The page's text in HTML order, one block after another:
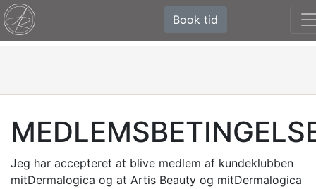
Book tid
Jeg har accepteret at blive medlem af kundeklubben
mitDermalogica og at Artis Beauty og mitDermalogica